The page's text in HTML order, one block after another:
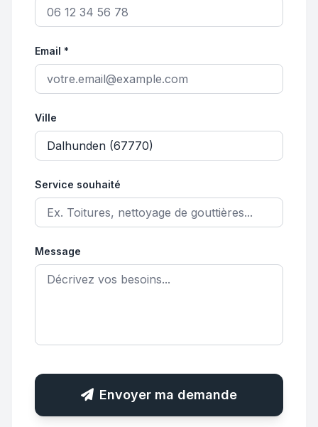
Email *
Ville
Service souhaité
Message
Envoyer ma demande